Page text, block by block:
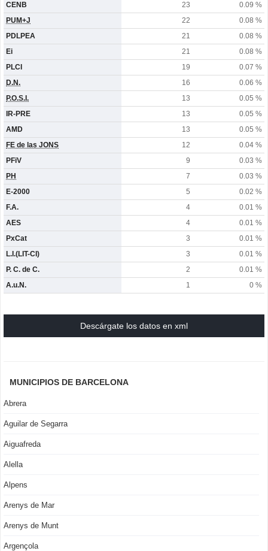
CENB
23
0.09 %
PUM+J
22
0.08 %
PDLPEA
21
0.08 %
Ei
21
0.08 %
PLCI
19
0.07 %
D.N.
16
0.06 %
P.O.S.I.
13
0.05 %
IR-PRE
13
0.05 %
AMD
13
0.05 %
FE de las JONS
12
0.04 %
PFiV
9
0.03 %
PH
7
0.03 %
E-2000
5
0.02 %
F.A.
4
0.01 %
AES
4
0.01 %
PxCat
3
0.01 %
L.I.(LIT-CI)
3
0.01 %
P. C. de C.
2
0.01 %
A.u.N.
1 0 %
Descárgate los datos en xml
MUNICIPIOS DE BARCELONA
Abrera
Aguilar de Segarra
Aiguafreda
Alella
Alpens
Arenys de Mar
Arenys de Munt
Argençola